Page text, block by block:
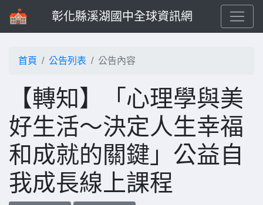
彰化縣溪湖國中全球資訊網
首頁 公告列表 公告內容
【轉知】「心理學與美
好生活〜決定人生幸福
和成就的關鍵」公益自
我成長線上課程